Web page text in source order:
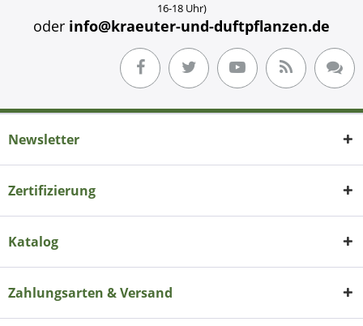
16-18 Uhr)
oder info@kraeuter-und-duftpflanzen.de
Newsletter
Zertifizierung
Katalog
Zahlungsarten & Versand